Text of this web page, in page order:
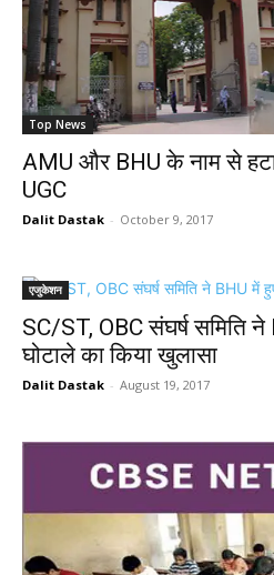
Top News
AMU और BHU के नाम से
UGC
Dalit Dastak - October 9, 2017
एजुकेशन
SC/ST, OBC संघर्ष समिति ने
घोटाले का किया खुलासा
Dalit Dastak - August 19, 2017